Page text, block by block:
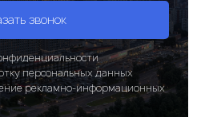
звонок
персональных данных
рекламно-информационных